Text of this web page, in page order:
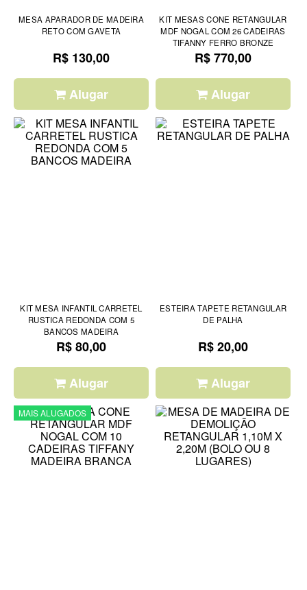
MESA APARADOR DE MADEIRA
RETO COM GAVETA
R$ 130,00
Alugar
KIT MESAS CONE RETANGULAR
MDF NOGAL COM 26 CADEIRAS
TIFANNY FERRO BRONZE
R$ 770,00
Alugar
KIT MESA INFANTIL CARRETEL
RUSTICA REDONDA COM 5
BANCOS MADEIRA
R$ 80,00
Alugar
ESTEIRA TAPETE RETANGULAR
DE PALHA
R$ 20,00
Alugar
MAIS ALUGADOS